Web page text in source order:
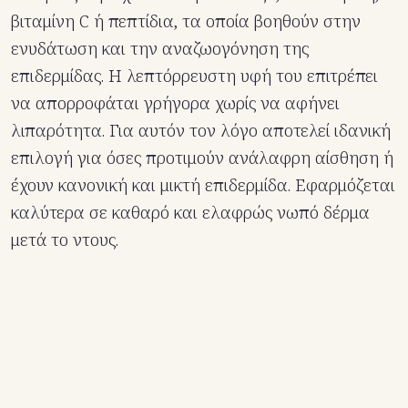
βιταμίνη C ή πεπτίδια, τα οποία βοηθούν στην
ενυδάτωση και την αναζωογόνηση της
επιδερμίδας. Η λεπτόρρευστη υφή του επιτρέπει
να απορροφάται γρήγορα χωρίς να αφήνει
λιπαρότητα. Για αυτόν τον λόγο αποτελεί ιδανική
επιλογή για όσες προτιμούν ανάλαφρη αίσθηση ή
έχουν κανονική και μικτή επιδερμίδα. Εφαρμόζεται
καλύτερα σε καθαρό και ελαφρώς νωπό δέρμα
μετά το ντους.